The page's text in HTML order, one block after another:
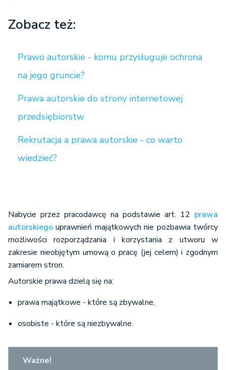
Zobacz też:
Prawo autorskie - komu przysługuje ochrona
na jego gruncie?
Prawa autorskie do strony internetowej
przedsiębiorstw
Rekrutacja a prawa autorskie - co warto
wiedzieć?
Nabycie przez pracodawcę na podstawie art. 12 prawa
autorskiego uprawnień majątkowych nie pozbawia twórcy
możliwości rozporządzania i korzystania z utworu w
zakresie nieobjętym umową o pracę (jej celem) i zgodnym
zamiarem stron.
Autorskie prawa dzielą się na:
prawa majątkowe - które są zbywalne,
osobiste - które są niezbywalne.
Ważne!